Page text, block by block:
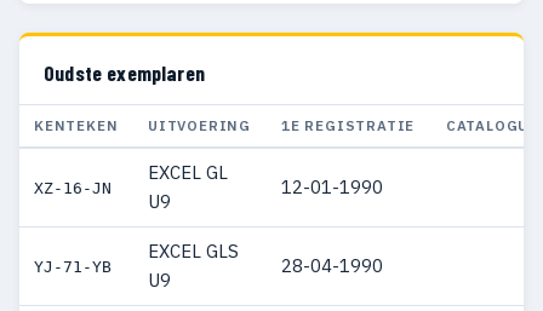
Oudste exemplaren
KENTEKEN UITVOERING 1E REGISTRATIE
XZ-16-JN
EXCEL GL
U9
12-01-1990
YJ-71-YB
EXCEL GLS
U9
28-04-1990